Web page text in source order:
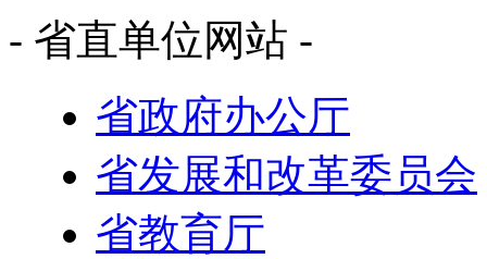
- 省直单位网站 -
省政府办公厅
省发展和改革委员会
省教育厅